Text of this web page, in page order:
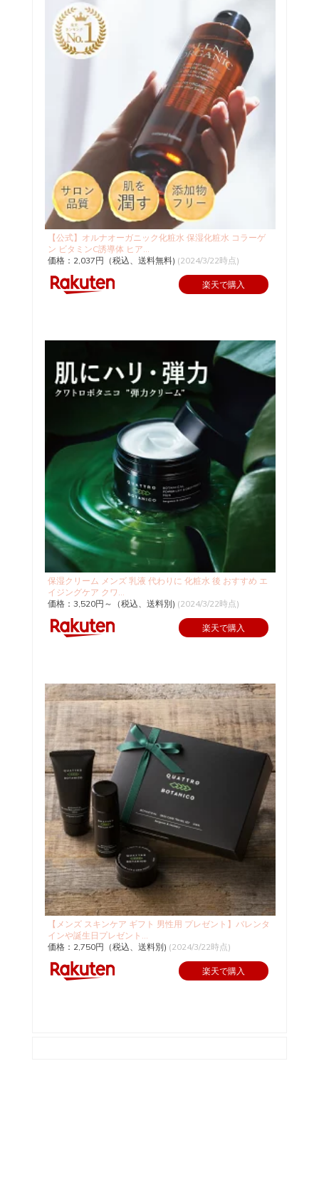
【公式】オルナオーガニック化粧水 保湿化粧水 コラーゲ
ン ビタミンC誘導体 ヒア...
価格：2,037円（税込、送料無料) (2024/3/22時点)
楽天で購入
保湿クリーム メンズ 乳液 代わりに 化粧水 後 おすすめ エ
イジングケア クワ...
価格：3,520円～（税込、送料別) (2024/3/22時点)
楽天で購入
【メンズ スキンケア ギフト 男性用 プレゼント】バレンタ
インや誕生日プレゼント...
価格：2,750円（税込、送料別) (2024/3/22時点)
楽天で購入